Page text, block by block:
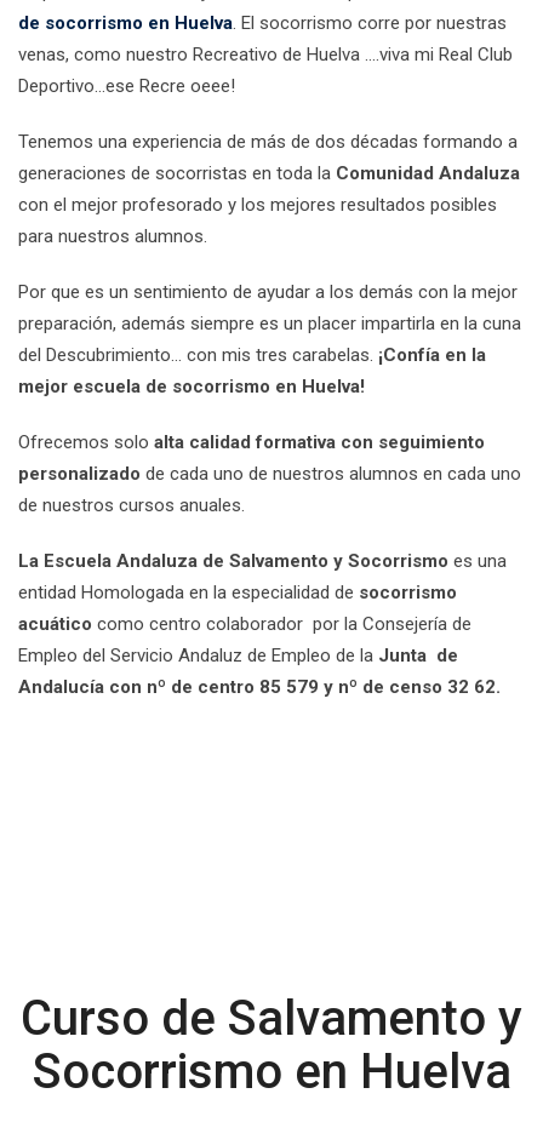
de socorrismo en Huelva. El socorrismo corre por nuestras
venas, como nuestro Recreativo de Huelva ….viva mi Real Club
Deportivo…ese Recre oeee!
Tenemos una experiencia de más de dos décadas formando a
generaciones de socorristas en toda la Comunidad Andaluza
con el mejor profesorado y los mejores resultados posibles
para nuestros alumnos.
Por que es un sentimiento de ayudar a los demás con la mejor
preparación, además siempre es un placer impartirla en la cuna
del Descubrimiento… con mis tres carabelas. ¡Confía en la
mejor escuela de socorrismo en Huelva!
Ofrecemos solo alta calidad formativa con seguimiento
personalizado de cada uno de nuestros alumnos en cada uno
de nuestros cursos anuales.
La Escuela Andaluza de Salvamento y Socorrismo es una
entidad Homologada en la especialidad de socorrismo
acuático como centro colaborador por la Consejería de
Empleo del Servicio Andaluz de Empleo de la Junta de
Andalucía con nº de centro 85 579 y nº de censo 32 62.
Curso de Salvamento y
Socorrismo en Huelva